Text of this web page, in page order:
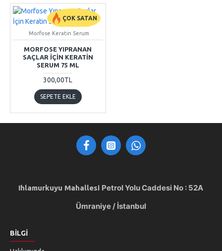
ÇOK SATAN
Morfose Keratin Serum
MORFOSE YIPRANAN
SAÇLAR İÇIN KERATIN
SERUM 75 ML
300,00TL
SEPETE EKLE
Ihlamurkuyu Mahallesi Petrol Yolu Caddesi No : 52A
Ümraniye/ İstanbul
BILGI